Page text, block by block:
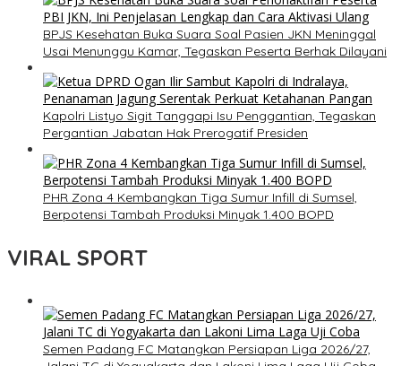
BPJS Kesehatan Buka Suara Soal Pasien JKN Meninggal
Usai Menunggu Kamar, Tegaskan Peserta Berhak Dilayani
Kapolri Listyo Sigit Tanggapi Isu Penggantian, Tegaskan
Pergantian Jabatan Hak Prerogatif Presiden
PHR Zona 4 Kembangkan Tiga Sumur Infill di Sumsel,
Berpotensi Tambah Produksi Minyak 1.400 BOPD
VIRAL SPORT
Semen Padang FC Matangkan Persiapan Liga 2026/27,